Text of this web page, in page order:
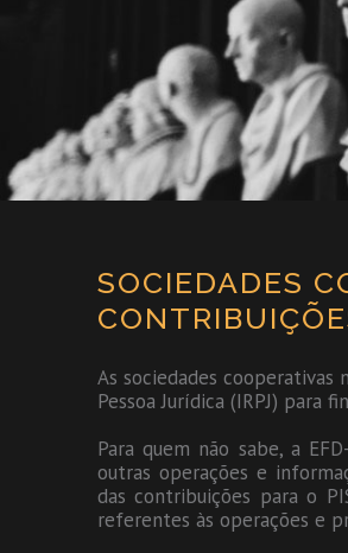
SOCIEDADES
As sociedades
Pessoa Jurídica (IRPJ) para
Para quem não sabe, a
outras operações e
das contribuições para o
referentes às operações e